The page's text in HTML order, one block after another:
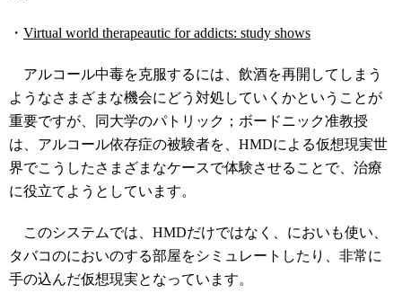
・ Virtual world therapeautic for addicts: study shows
アルコール中毒を克服するには、飲酒を再開してしまう
ようなさまざまな機会にどう対処していくかということが
重要ですが、同大学のパトリック；ボードニック准教授
は、アルコール依存症の被験者を、HMDによる仮想現実世
界でこうしたさまざまなケースで体験させることで、治療
に役立てようとしています。
このシステムでは、HMDだけではなく、においも使い、
タバコのにおいのする部屋をシミュレートしたり、非常に
手の込んだ仮想現実となっています。